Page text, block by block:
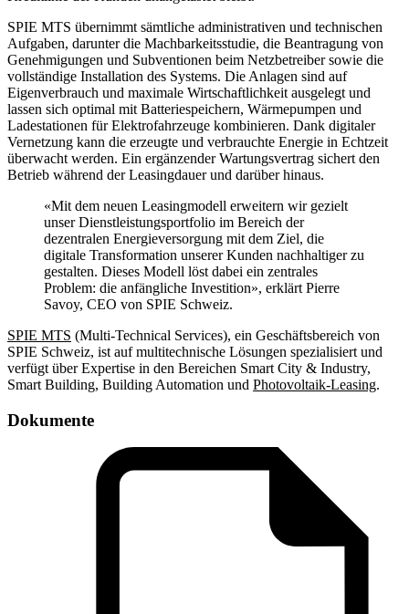
SPIE MTS übernimmt sämtliche administrativen und technischen
Aufgaben, darunter die Machbarkeitsstudie, die Beantragung von
Genehmigungen und Subventionen beim Netzbetreiber sowie die
vollständige Installation des Systems. Die Anlagen sind auf
Eigenverbrauch und maximale Wirtschaftlichkeit ausgelegt und
lassen sich optimal mit Batteriespeichern, Wärmepumpen und
Ladestationen für Elektrofahrzeuge kombinieren. Dank digitaler
Vernetzung kann die erzeugte und verbrauchte Energie in Echtzeit
überwacht werden. Ein ergänzender Wartungsvertrag sichert den
Betrieb während der Leasingdauer und darüber hinaus.
«Mit dem neuen Leasingmodell erweitern wir gezielt
unser Dienstleistungsportfolio im Bereich der
dezentralen Energieversorgung mit dem Ziel, die
digitale Transformation unserer Kunden nachhaltiger zu
gestalten. Dieses Modell löst dabei ein zentrales
Problem: die anfängliche Investition», erklärt Pierre
Savoy, CEO von SPIE Schweiz.
SPIE MTS (Multi-Technical Services), ein Geschäftsbereich von
SPIE Schweiz, ist auf multitechnische Lösungen spezialisiert und
verfügt über Expertise in den Bereichen Smart City & Industry,
Smart Building, Building Automation und Photovoltaik-Leasing.
Dokumente